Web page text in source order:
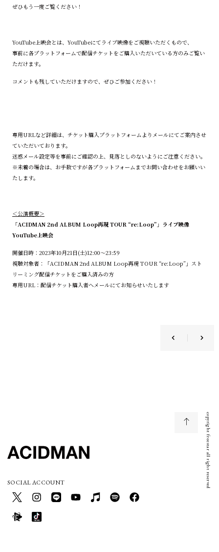
ぜひもう一度ご覧ください！
YouTube上映会とは、YouTubeにてライブ映像をご視聴いただくもので、
事前に各プラットフォームで配信チケットをご購入いただいている方のみご覧い
ただけます。
コメントも残していただけますので、ぜひご参加ください！
専用URLなど詳細は、チケット購入プラットフォームよりメールにてご案内させ
ていただいております。
迷惑メール設定等を事前にご確認の上、見落としのないようにご注意ください。
※未着の場合は、お手数ですが各プラットフォームまでお問い合わせをお願いい
たします。
＜公演概要＞
「ACIDMAN 2nd ALBUM Loop再現 TOUR “re:Loop”」ライブ映像
YouTube上映会
開催日時：2023年10月21日(土)12:00〜23:59
視聴対象者：「ACIDMAN 2nd ALBUM Loop再現 TOUR “re:Loop”」スト
リーミング配信チケットをご購入済みの方
専用URL：配信チケット購入者へメールにてお知らせいたします
SOCIAL ACCOUNT copyright freestar all right reserved